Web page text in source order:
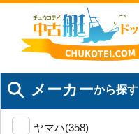
メーカーから探す
ヤマハ(358)